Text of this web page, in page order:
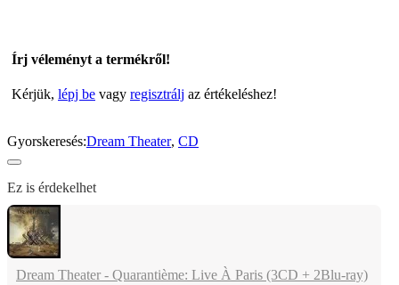
Írj véleményt a termékről!
Kérjük, lépj be vagy regisztrálj az értékeléshez!
Gyorskeresés:Dream Theater, CD
Ez is érdekelhet
Dream Theater - Quarantième: Live À Paris (3CD + 2Blu-ray)